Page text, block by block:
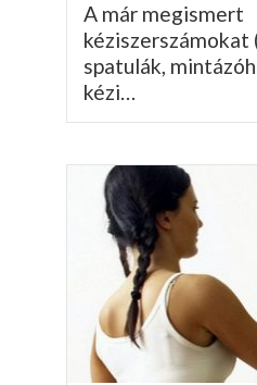
A már megismert
kéziszerszámokat
spatulák,
kézi…